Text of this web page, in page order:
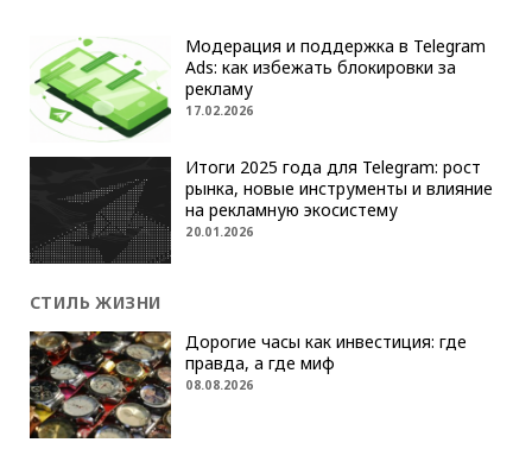
Модерация и поддержка в Telegram
Ads: как избежать блокировки за
рекламу
17.02.2026
Итоги 2025 года для Telegram: рост
рынка, новые инструменты и влияние
на рекламную экосистему
20.01.2026
СТИЛЬ ЖИЗНИ
Дорогие часы как инвестиция: где
правда, а где миф
08.08.2026